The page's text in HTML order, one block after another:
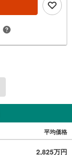
平均価格
2,825万円